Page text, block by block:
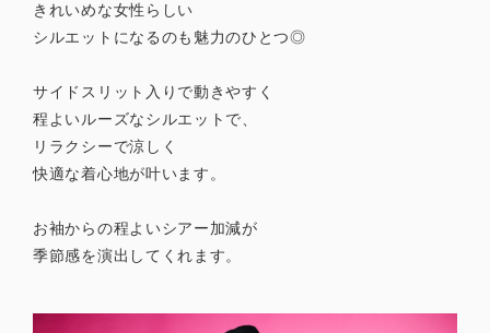
きれいめな女性らしい
シルエットになるのも魅力のひとつ◎
サイドスリット入りで動きやすく
程よいルーズなシルエットで、
リラクシーで涼しく
快適な着心地が叶います。
お袖からの程よいシアー加減が
季節感を演出してくれます。